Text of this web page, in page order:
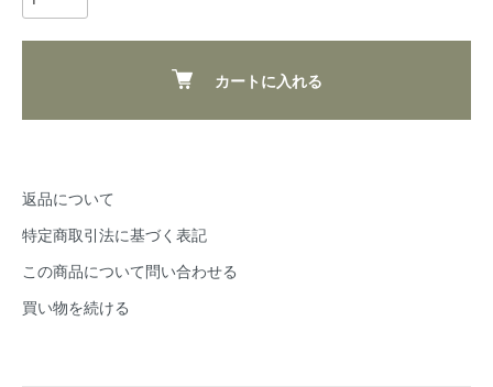
カートに入れる
返品について
特定商取引法に基づく表記
この商品について問い合わせる
買い物を続ける